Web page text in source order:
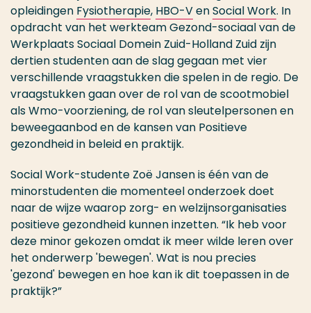
opleidingen Fysiotherapie, HBO-VenSocial Work. In
opdracht van het werkteam Gezond-sociaal van de
Werkplaats Sociaal Domein Zuid-Holland Zuid zijn
dertien studenten aan de slag gegaan met vier
verschillende vraagstukken die spelen in de regio. De
vraagstukken gaan over de rol van de scootmobiel
als Wmo-voorziening, de rol van sleutelpersonen en
beweegaanbod en de kansen van Positieve
gezondheid in beleid en praktijk.
Social Work-studente Zoë Jansen is één van de
minorstudenten die momenteel onderzoek doet
naar de wijze waarop zorg- en welzijnsorganisaties
positieve gezondheid kunnen inzetten. “Ik heb voor
deze minor gekozen omdat ik meer wilde leren over
het onderwerp 'bewegen'. Wat is nou precies
'gezond' bewegen en hoe kan ik dit toepassen in de
praktijk?”